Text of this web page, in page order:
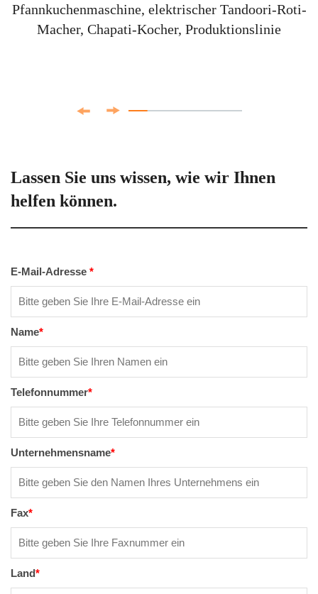
Pfannkuchenmaschine, elektrischer Tandoori-Roti-
Macher, Chapati-Kocher, Produktionslinie
Lassen Sie uns wissen, wie wir Ihnen
helfen können.
E-Mail-Adresse *
Name*
Telefonnummer*
Unternehmensname*
Fax*
Land*